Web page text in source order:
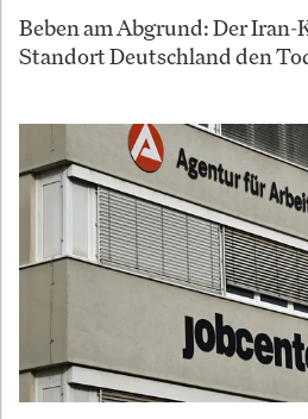
Beben am Abgrund: Der
Standort Deutschland den